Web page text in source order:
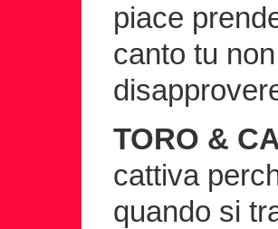
piace
canto tu
TORO &
cattiva
quando si